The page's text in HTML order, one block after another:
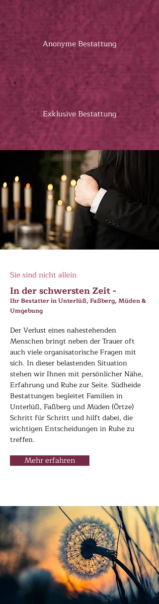
Anonyme Bestattung
Exklusive Bestattung
Sie sind nicht allein
In der schwersten Zeit -
Ihr Bestatter in Unterlüß, Faßberg, Müden &
Umgebung
Der Verlust eines nahestehenden
Menschen bringt neben der Trauer oft
auch viele organisatorische Fragen mit
sich. In dieser belastenden Situation
stehen wir Ihnen mit persönlicher Nähe,
Erfahrung und Ruhe zur Seite. Südheide
Bestattungen begleitet Familien in
Unterlüß, Faßberg und Müden (Örtze)
Schritt für Schritt und hilft dabei, die
wichtigen Entscheidungen in Ruhe zu
treffen.
Mehr erfahren